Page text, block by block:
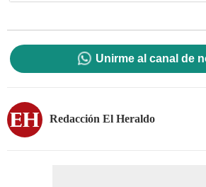
Unirme al canal de
Redacción El Heraldo